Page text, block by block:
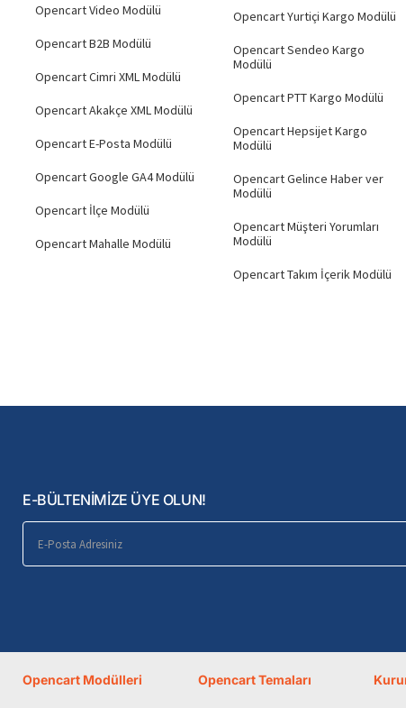
Opencart Video Modülü
Opencart B2B Modülü
Opencart Cimri XML Modülü
Opencart Akakçe XML Modülü
Opencart E-Posta Modülü
Opencart Google GA4 Modülü
Opencart İlçe Modülü
Opencart Mahalle Modülü
Opencart Yurtiçi Kargo Modülü
Opencart Sendeo Kargo
Modülü
Opencart PTT Kargo Modülü
Opencart Hepsijet Kargo
Modülü
Opencart Gelince Haber ver
Modülü
Opencart Müşteri Yorumları
Modülü
Opencart Takım İçerik Modülü
E-BÜLTENİMİZE ÜYE OLUN!
E-
Posta
Adresiniz
Opencart Modülleri Opencart Temaları